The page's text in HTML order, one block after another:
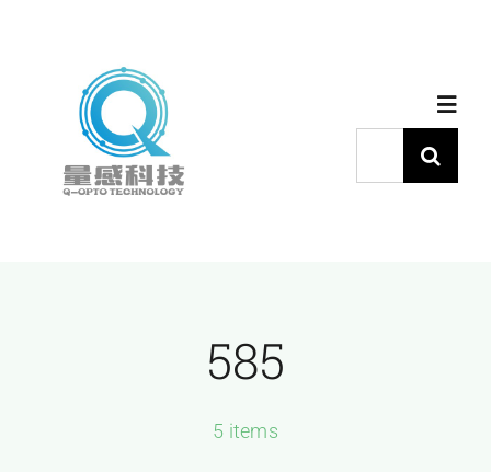
索：
585
5 items